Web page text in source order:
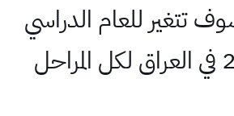
تتغير للعام الدراسي
الجديد 2022 في العراق لكل المراحل